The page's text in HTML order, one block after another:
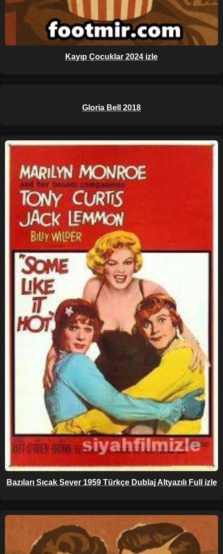
Kayıp Çocuklar 2024 izle
Gloria Bell 2018
Bazıları Sıcak Sever 1959 Türkçe Dublaj Altyazılı Full izle